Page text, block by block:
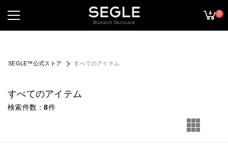
0
SEGLE™公式ストア すべてのアイテム
すべてのアイテム
検索件数 8件